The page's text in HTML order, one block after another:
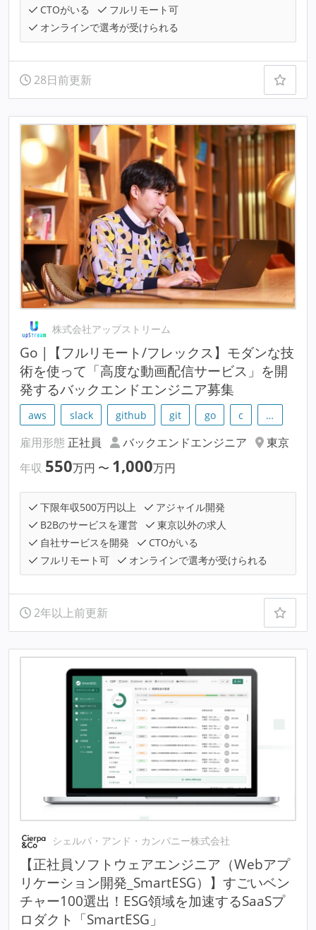
CTOがいる
フルリモート可
オンラインで選考が受けられる
28日前更新
株式会社アップストリーム
Go |【フルリモート/フレックス】モダンな技
術を使って「高度な動画配信サービス」を開
発するバックエンドエンジニア募集
aws slack github git go c …
雇用形態 正社員 バックエンドエンジニア
東京
年収 550万円 〜 1,000万円
下限年収500万円以上
アジャイル開発
B2Bのサービスを運営
東京以外の求人
自社サービスを開発
CTOがいる
フルリモート可
オンラインで選考が受けられる
2年以上前更新
シェルパ・アンド・カンパニー株式会社
【正社員ソフトウェアエンジニア（Webアプ
リケーション開発_SmartESG）】すごいベン
チャー100選出！ESG領域を加速するSaaSプ
ロダクト「SmartESG」